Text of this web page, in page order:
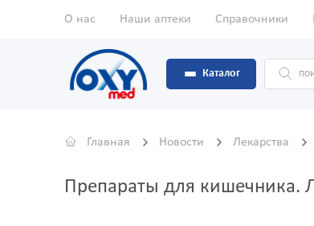
О нас Наши аптеки Справочники
Каталог
Главная Новости Лекарства
Препараты для кишечника.